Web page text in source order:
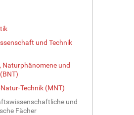
und Technik
Naturphänomene und
Technik (MNT)
und
Fächer